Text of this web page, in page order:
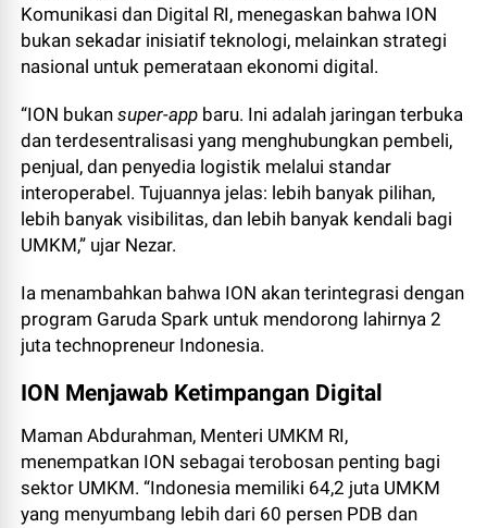
Komunikasi dan Digital RI, menegaskan bahwa ION
bukan sekadar inisiatif teknologi, melainkan strategi
nasional untuk pemerataan ekonomi digital.
“ION bukansuper-app baru. Ini adalah jaringan terbuka
dan terdesentralisasi yang menghubungkan pembeli,
penjual, dan penyedia logistik melalui standar
interoperabel. Tujuannya jelas: lebih banyak pilihan,
lebih banyak visibilitas, dan lebih banyak kendali bagi
UMKM,” ujar Nezar.
Ia menambahkan bahwa ION akan terintegrasi dengan
program Garuda Spark untuk mendorong lahirnya 2
juta technopreneur Indonesia.
ION Menjawab Ketimpangan Digital
Maman Abdurahman, Menteri UMKM RI,
menempatkan ION sebagai terobosan penting bagi
sektor UMKM. “Indonesia memiliki 64,2 juta UMKM
yang menyumbang lebih dari 60 persen PDB dan